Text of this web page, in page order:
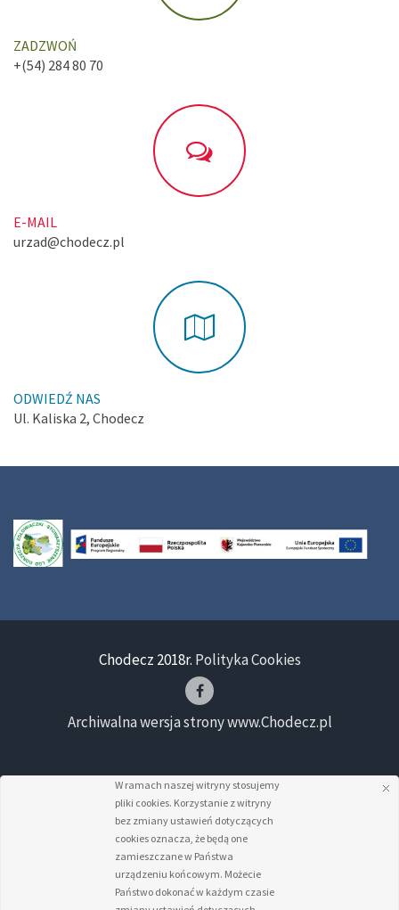
ZADZWOŃ
+(54) 284 80 70
E-MAIL
urzad@chodecz.pl
ODWIEDŹ NAS
Ul. Kaliska 2, Chodecz
Chodecz 2018r. Polityka Cookies
Archiwalna wersja strony www.Chodecz.pl
W ramach naszej witryny stosujemy
pliki cookies. Korzystanie z witryny
bez zmiany ustawień dotyczących
cookies oznacza, że będą one
zamieszczane w Państwa
urządzeniu końcowym. Możecie
Państwo dokonać w każdym czasie